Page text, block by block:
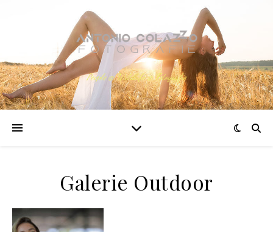
People @ Wildlife @ Fotografie
Galerie Outdoor